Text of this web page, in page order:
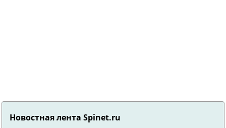
Новостная лента Spinet.ru